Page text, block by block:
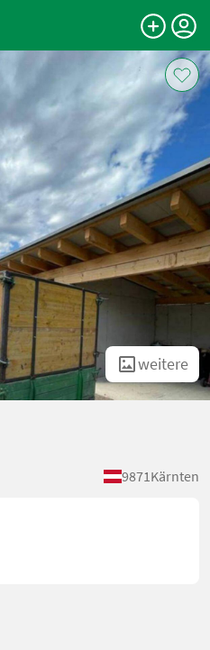
weitere
9871Kärnten